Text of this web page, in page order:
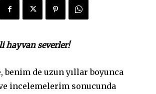
hayvan severler!
benim de uzun yıllar boyunca
incelemelerim sonucunda